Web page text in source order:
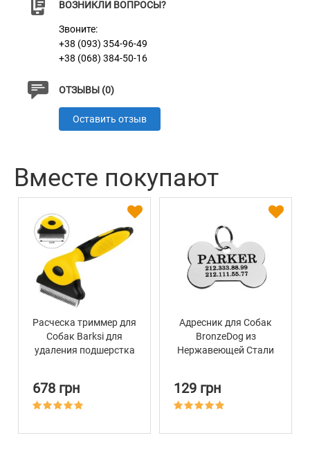
ВОЗНИКЛИ ВОПРОСЫ?
Звоните:
+38 (093) 354-96-49
+38 (068) 384-50-16
ОТЗЫВЫ (0)
Оставить отзыв
Вместе покупают
Расческа триммер для
Собак Barksi для
удаления подшерстка
678 грн
Адресник для Собак
BronzeDog из
Нержавеющей Стали
129 грн